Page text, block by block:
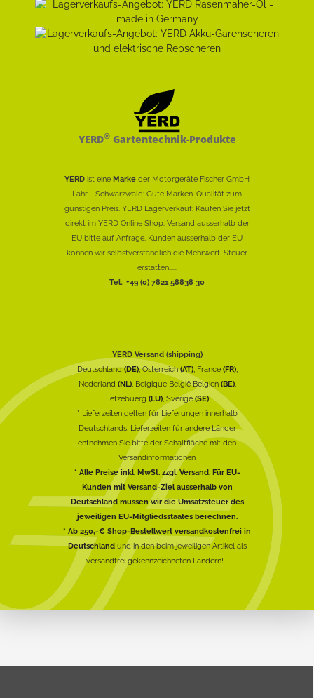
YERD®Gartentechnik-Produkte
YERD ist eine Marke der Motorgeräte Fischer GmbH
Lahr - Schwarzwald: Gute Marken-Qualität zum
günstigen Preis. YERD Lagerverkauf: Kaufen Sie jetzt
direkt im YERD Online Shop. Versand ausserhalb der
EU bitte auf Anfrage. Kunden ausserhalb der EU
können wir selbstverständlich die Mehrwert-Steuer
erstatten......
Tel.: +49 (0) 7821 58838 30
YERD Versand (shipping)
Deutschland(DE), Österreich(AT), France (FR),
Nederland (NL), Belgique België Belgien (BE),
Lëtzebuerg (LU), Sverige(SE)
* Lieferzeiten gelten für Lieferungen innerhalb
Deutschlands, Lieferzeiten für andere Länder
entnehmen Sie bitte der Schaltfläche mit den
Versandinformationen
* Alle Preise inkl. MwSt. zzgl. Versand. Für EU-
Kunden mit Versand-Ziel ausserhalb von
Deutschland müssen wir die Umsatzsteuer des
jeweiligen EU-Mitgliedsstaates berechnen.
* Ab 250,-€ Shop-Bestellwert versandkostenfrei in
Deutschlandund in den beim jeweiligen Artikel als
versandfrei gekennzeichneten Ländern!